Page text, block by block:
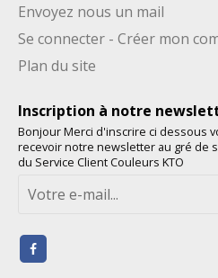
Envoyez nous un mail
Se connecter - Créer mon
Plan du site
Inscription à notre
Bonjour Merci d'inscrire ci dessous
recevoir notre newsletter au gré de
du Service Client Couleurs KTO